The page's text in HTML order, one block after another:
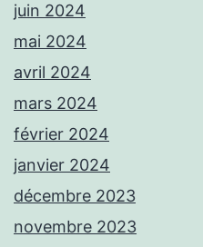
juin 2024
mai 2024
avril 2024
mars 2024
février 2024
janvier 2024
décembre 2023
novembre 2023